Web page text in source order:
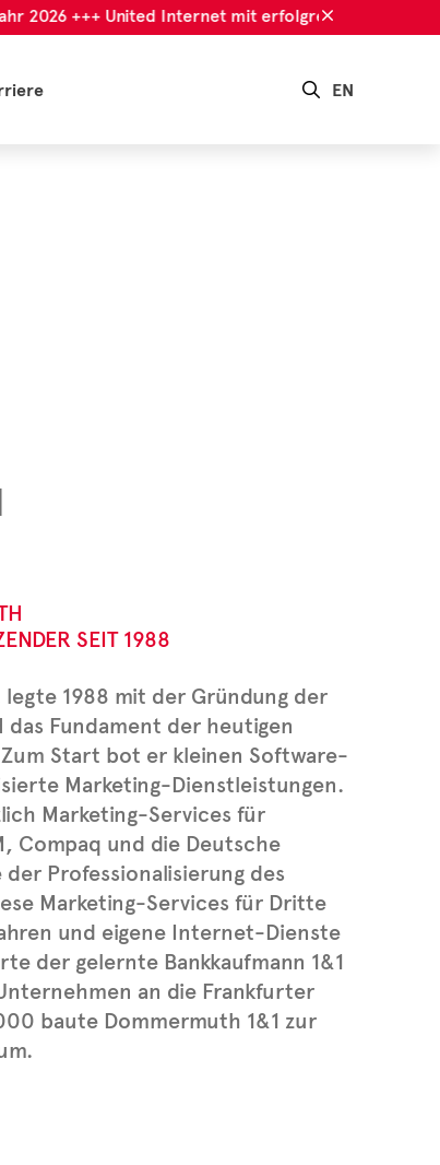
+++ United Internet mit erfolgreichem 1.
EN
SEIT 1988
1988 mit der Gründung der
das Fundament der heutigen
Start bot er kleinen Software-
Marketing-Dienstleistungen.
Marketing-Services für
Compaq und die Deutsche
der Professionalisierung des
Marketing-Services für Dritte
und eigene Internet-Dienste
der gelernte Bankkaufmann 1&1
an die Frankfurter
baute Dommermuth 1&1 zur